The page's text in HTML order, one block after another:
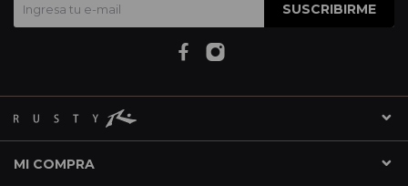
MI COMPRA
SUSCRIBIRME